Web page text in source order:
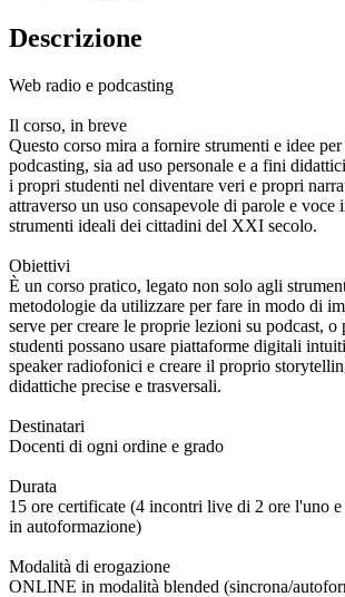
Descrizione
Web radio e podcasting
Il corso, in breve
Questo corso mira a fornire strumenti e idee
podcasting, sia ad uso personale e a fini
i propri studenti nel diventare veri e propri
attraverso un uso consapevole di parole e voce
strumenti ideali dei cittadini del XXI secolo.
Obiettivi
È un corso pratico, legato non solo agli
metodologie da utilizzare per fare in modo di
serve per creare le proprie lezioni su podcast, o
studenti possano usare piattaforme digitali
speaker radiofonici e creare il proprio
didattiche precise e trasversali.
Destinatari
Docenti di ogni ordine e grado
Durata
15 ore certificate (4 incontri live di 2 ore l'uno e
in autoformazione)
Modalità di erogazione
ONLINE in modalità blended (sincrona/